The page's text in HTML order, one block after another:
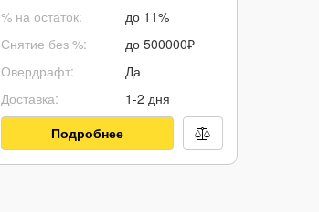
% на остаток:
Снятие без %:
Овердрафт:
Доставка:
до 11%
до 500000₽
Да
1-2 дня
Подробнее